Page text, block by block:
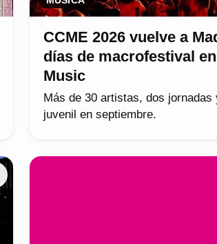
CCME 2026 vuelve a
días de macrofestival
Music
Más de 30 artistas, dos jornadas
juvenil en septiembre.